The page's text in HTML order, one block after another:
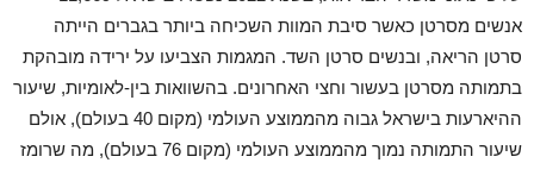
אנשים מסרטן כאשר סיבת המוות השכיחה ביותר בגברים הייתה
סרטן הריאה, ובנשים סרטן השד. המגמות הצביעו על ירידה מובהקת
בתמותה מסרטן בעשור וחצי האחרונים. בהשוואות בין-לאומיות, שיעור
ההיארעות בישראל גבוה מהממוצע העולמי (מקום 40 בעולם), אולם
שיעור התמותה נמוך מהממוצע העולמי (מקום 76 בעולם), מה שרומז